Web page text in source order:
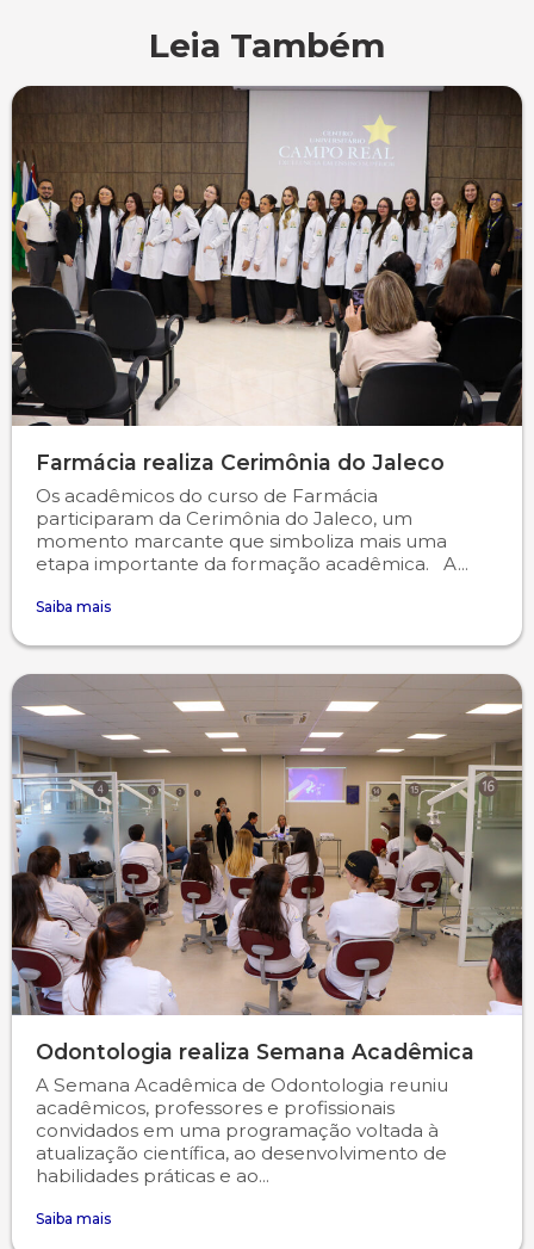
Leia Também
Farmácia realiza Cerimônia do Jaleco
Os acadêmicos do curso de Farmácia
participaram da Cerimônia do Jaleco, um
momento marcante que simboliza mais uma
etapa importante da formação acadêmica. A...
Saiba mais
Odontologia realiza Semana Acadêmica
A Semana Acadêmica de Odontologia reuniu
acadêmicos, professores e profissionais
convidados em uma programação voltada à
atualização científica, ao desenvolvimento de
habilidades práticas e ao...
Saiba mais